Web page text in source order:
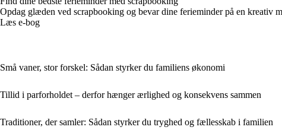
Opdag glæden ved scrapbooking og bevar dine ferieminder på en kreativ
Læs e-bog
Små vaner, stor forskel: Sådan styrker du familiens økonomi
Tillid i parforholdet – derfor hænger ærlighed og konsekvens sammen
Traditioner, der samler: Sådan styrker du tryghed og fællesskab i familien